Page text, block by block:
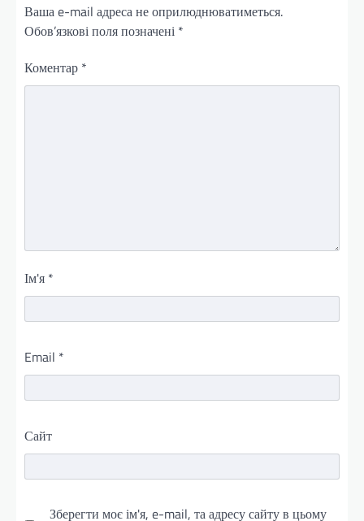
Ваша e-mail адреса не оприлюднюватиметься.
Обов’язкові поля позначені *
Коментар *
Ім'я *
Email *
Сайт
Зберегти моє ім'я, e-mail, та адресу сайту в цьому